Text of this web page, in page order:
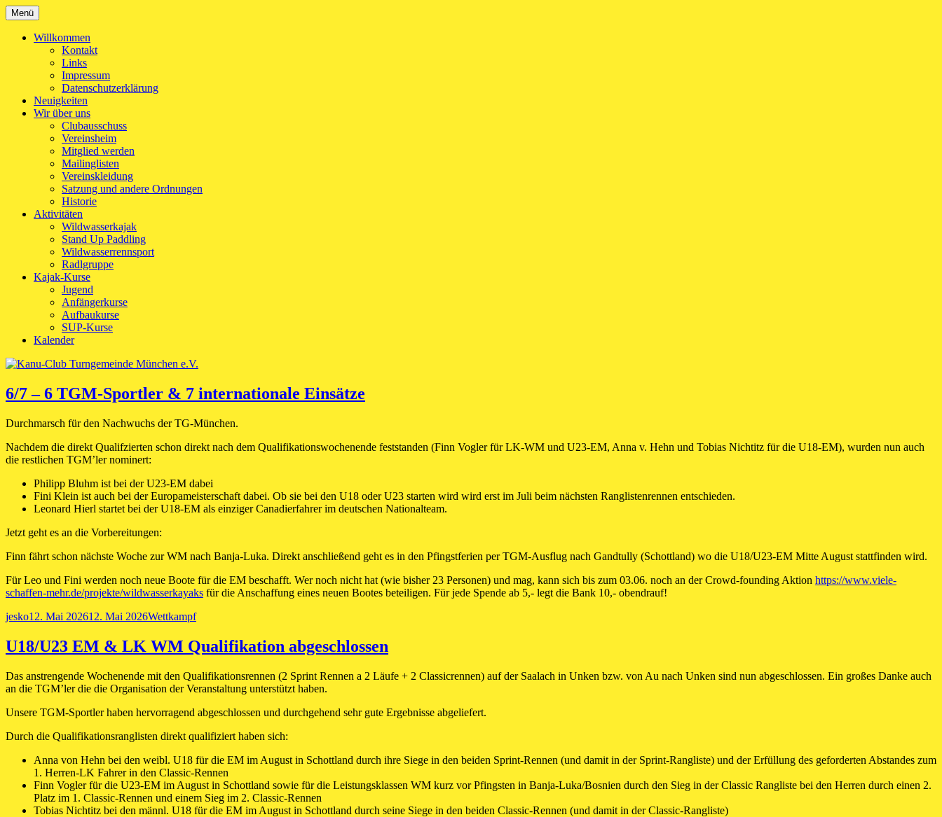
Zum
Inhalt
springen
Kanu-Club Turngemeinde München e.V.
Kanu fahren in München
Menü
Willkommen
Kontakt
Links
Impressum
Datenschutzerklärung
Neuigkeiten
Wir über uns
Clubausschuss
Vereinsheim
Mitglied werden
Mailinglisten
Vereinskleidung
Satzung und andere Ordnungen
Historie
Aktivitäten
Wildwasserkajak
Stand Up Paddling
Wildwasserrennsport
Radlgruppe
Kajak-Kurse
Jugend
Anfängerkurse
Aufbaukurse
SUP-Kurse
Kalender
Neuigkeiten
6/7 – 6 TGM-Sportler & 7 internationale Einsätze
Durchmarsch für den Nachwuchs der TG-München.
Nachdem die direkt Qualifzierten schon direkt nach dem Qualifikationswochenende feststanden (Finn Vogler für LK-WM und U23-EM, Anna v. Hehn und Tobias Nichtitz für die U18-EM), wurden nun auch
die restlichen TGM’ler nominert:
Philipp Bluhm ist bei der U23-EM dabei
Fini Klein ist auch bei der Europameisterschaft dabei. Ob sie bei den U18 oder U23 starten wird wird erst im Juli beim nächsten Ranglistenrennen entschieden.
Leonard Hierl startet bei der U18-EM als einziger Canadierfahrer im deutschen Nationalteam.
Jetzt geht es an die Vorbereitungen:
Finn fährt schon nächste Woche zur WM nach Banja-Luka. Direkt anschließend geht es in den Pfingstferien per TGM-Ausflug nach Gandtully (Schottland) wo die U18/U23-EM Mitte August stattfinden wird.
Für Leo und Fini werden noch neue Boote für die EM beschafft. Wer noch nicht hat (wie bisher 23 Personen) und mag, kann sich bis zum 03.06. noch an der Crowd-founding Aktion https://www.viele-
schaffen-mehr.de/projekte/wildwasserkayaks für die Anschaffung eines neuen Bootes beteiligen. Für jede Spende ab 5,- legt die Bank 10,- obendrauf!
Autor
jeskoVeröffentlicht
12. Mai 202612. Mai 2026Kategorien
Wettkampf
U18/U23 EM & LK WM Qualifikation abgeschlossen
Das anstrengende Wochenende mit den Qualifikationsrennen (2 Sprint Rennen a 2 Läufe + 2 Classicrennen) auf der Saalach in Unken bzw. von Au nach Unken sind nun abgeschlossen. Ein großes Danke auch
an die TGM’ler die die Organisation der Veranstaltung unterstützt haben.
Unsere TGM-Sportler haben hervorragend abgeschlossen und durchgehend sehr gute Ergebnisse abgeliefert.
Durch die Qualifikationsranglisten direkt qualifiziert haben sich:
Anna von Hehn bei den weibl. U18 für die EM im August in Schottland durch ihre Siege in den beiden Sprint-Rennen (und damit in der Sprint-Rangliste) und der Erfüllung des geforderten Abstandes zum
1. Herren-LK Fahrer in den Classic-Rennen
Finn Vogler für die U23-EM im August in Schottland sowie für die Leistungsklassen WM kurz vor Pfingsten in Banja-Luka/Bosnien durch den Sieg in der Classic Rangliste bei den Herren durch einen 2.
Platz im 1. Classic-Rennen und einem Sieg im 2. Classic-Rennen
Tobias Nichtitz bei den männl. U18 für die EM im August in Schottland durch seine Siege in den beiden Classic-Rennen (und damit in der Classic-Rangliste)